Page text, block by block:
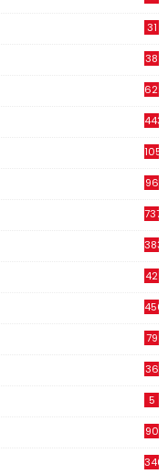
31
38
622
443
1057
96
7376
42
456
79
36
5
90
340